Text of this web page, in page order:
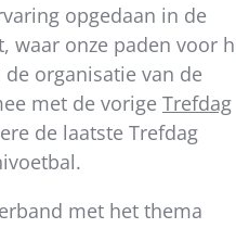
opgedaan in de
waar onze paden voor
organisatie van de
met de vorige Trefdag
de laatste Trefdag
met het thema